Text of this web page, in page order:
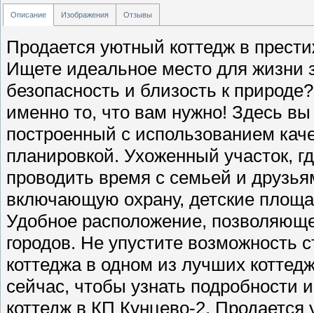
Описание Изображения Отзывы
Продается уютный коттедж в престижном коттеджном поселке Кунцево-2! Ищете идеальное место для жизни за городом, где сочетаются комфорт, безопасность и близость к природе? Тогда этот коттедж в КП Кунцево-2 - именно то, что вам нужно! Здесь вы найдете: Просторный и светлый дом, построенный с использованием качественных материалов и продуманной планировкой. Ухоженный участок, где можно наслаждаться свежим воздухом и проводить время с семьей и друзьями. Развитую инфраструктуру поселка, включающую охрану, детские площадки, спортивные объекты и многое другое. Удобное расположение, позволяющее быстро добраться до Москвы и других городов. Не упустите возможность стать владельцем этого прекрасного коттеджа в одном из лучших коттеджных поселков Подмосковья! Звоните прямо сейчас, чтобы узнать подробности и договориться о просмотре! Продается коттедж в КП Кунцево-2. Продается уютный коттедж в престижном коттеджном поселке Кунцево-2! Ищете идеальное место для жизни за городом, где сочетаются комфорт, безопасность и близость к природе? Тогда этот коттедж в КП Кунцево-2 - именно то, что вам нужно! Здесь вы найдете: Просторный и светлый дом, построенный с использованием качественных материалов и продуманной планировкой. Каждый уголок этого дома наполнен светом и теплом, создавая атмосферу уюта и гармонии. Продуманная эргономика пространства позволяет максимально эффективно использовать каждый квадратный метр, обеспечивая комфортное проживание для всей семьи. Высококачественные строительные и отделочные материалы гарантируют долговечность и эстетическую привлекательность дома на долгие годы. Ухоженный участок, где можно наслаждаться свежим воздухом и проводить время с семьей и друзьями. Зеленый газон, зрелые деревья и продуманное ландшафтное оформление создают идеальное пространство для отдыха и досуга. Здесь найдется место как для тихих семейных вечеров на свежем воздухе, так и для шумных дружеских встреч и барбекю. Возможности для обустройства зоны отдыха, детской площадки или даже небольшого сада практически безграничны. Развитую инфраструктуру поселка, включающую охрану, детские площадки, спортивные объекты и многое другое. Безопасность и спокойствие жителей – приоритет КП Кунцево-2. Круглосуточная охрана, видеонаблюдение и контролируемый въезд обеспечивают полную уверенность в сохранности вашего дома и близких. Для детей предусмотрены современные и безопасные игровые площадки, а для любителей активного образа жизни – спортивные зоны и зоны для прогулок. Все это создает идеальные условия для полноценной и счастливой жизни. Удобное расположение, позволяющее быстро добраться до Москвы и других городов. Близость к столице и развитая транспортная доступность делают этот коттедж идеальным выбором для тех, кто ценит время и мобильность. Легкий доступ к основным магистралям позволяет без труда добраться до деловых центров, торговых комплексов, культурных и развлекательных учреждений Москвы, а также быстро перемещаться в другие направления. Не упустите возможность стать владельцем этого прекрасного коттеджа в одном из лучших коттеджных поселков Подмосковья! Это не просто дом, это инвестиция в ваше будущее, в качество жизни вашей семьи, в спокойствие и уверенность в завтрашнем дне. Представьте себе утро, когда вы просыпаетесь под пение птиц, наслаждаетесь чашкой кофе на собственной террасе, а затем легко и быстро добираетесь до работы. Вечером вас ждет уютный дом и возможность провести время с близкими в окружении природы. Звоните прямо сейчас, чтобы узнать подробности и договориться о просмотре! Не откладывайте свою мечту о загородной жизни на потом. Этот коттедж – ваш шанс обрести идеальное место для счастливой и комфортной жизни. Мы готовы ответить на все ваши вопросы и провести для вас индивидуальный показ, чтобы вы смогли лично оценить все преимущества этого уникального предложения. Продается коттедж в КП Кунцево-2. Продается уютный коттедж в престижном коттеджном поселке Кунцево-2! Ищете идеальное место для жизни за городом, где сочетаются комфорт, безопасность и близость к природе? Тогда этот коттедж в КП Кунцево-2 - именно то, что вам нужно! Здесь вы найдете: Просторный и светлый дом, построенный с использованием качественных материалов и продуманной планировкой. Каждый уголок этого дома наполнен светом и теплом, создавая атмосферу уюта и гармонии. Продуманная эргономика пространства позволяет максимально эффективно использовать каждый квадратный метр, обеспечивая комфортное проживание для всей семьи. Высококачественные строительные и отделочные материалы гарантируют долговечность и эстетическую привлекательность дома на долгие годы. Ухоженный участок, где можно наслаждаться свежим воздухом и проводить время с семьей и друзьями. Зеленый газон, зрелые деревья и продуманное ландшафтное оформление